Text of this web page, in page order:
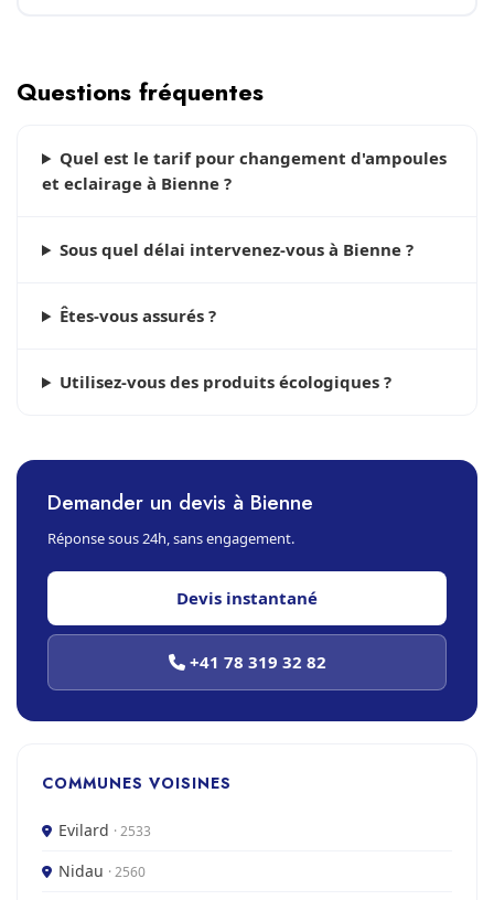
Questions fréquentes
Quel est le tarif pour changement d'ampoules
et eclairage à Bienne ?
Sous quel délai intervenez-vous à Bienne ?
Êtes-vous assurés ?
Utilisez-vous des produits écologiques ?
Demander un devis à Bienne
Réponse sous 24h, sans engagement.
Devis instantané
+41 78 319 32 82
COMMUNES VOISINES
Evilard · 2533
Nidau · 2560